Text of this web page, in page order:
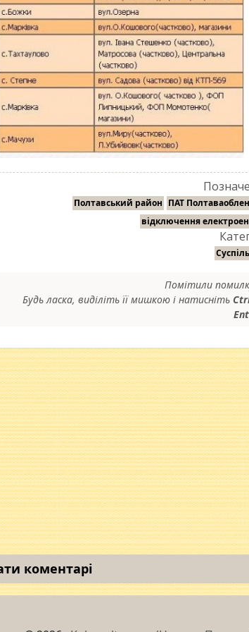
Полтавський район ПАТ
відключення
Помітили
Будь ласка, виділіть її мишкою і натисніть
коментарі